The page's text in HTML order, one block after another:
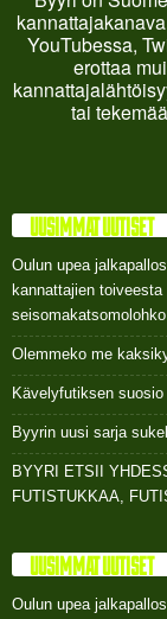
YouTubessa,
erottaa
tai
UUSIMMAT UUTISET
Oulun upea
kannattajien
seisomakatsomolohko
Olemmeko me
Kävelyfutiksen
Byyrin uusi sarja
BYYRI ETSII
FUTISTUKKAA,
UUSIMMAT UUTISET
Oulun upea